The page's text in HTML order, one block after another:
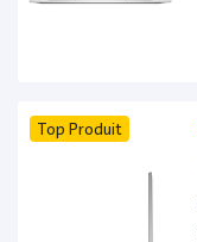
Top Produit